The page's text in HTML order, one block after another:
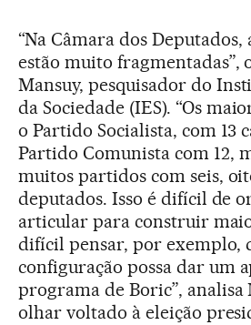
“Na Câmara dos Deputados,
estão muito fragmentadas”,
Mansuy, pesquisador do
da Sociedade (IES). “Os
o Partido Socialista, com 13
Partido Comunista com 12,
muitos partidos com seis,
deputados. Isso é difícil de
articular para construir
difícil pensar, por exemplo,
configuração possa dar um
programa de Boric”, analisa
olhar voltado à eleição